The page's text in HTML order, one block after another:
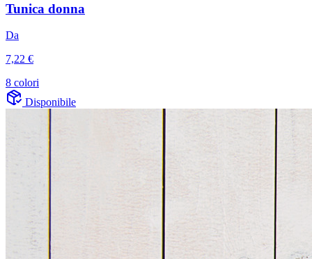
Tunica donna
Da
7,22 €
8 colori
Disponibile